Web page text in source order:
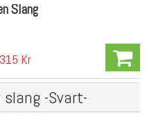
Slang
315 Kr
-Svart-